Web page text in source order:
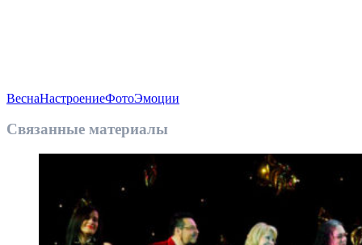
ВеснаНастроениеФотоЭмоции
Связанные материалы